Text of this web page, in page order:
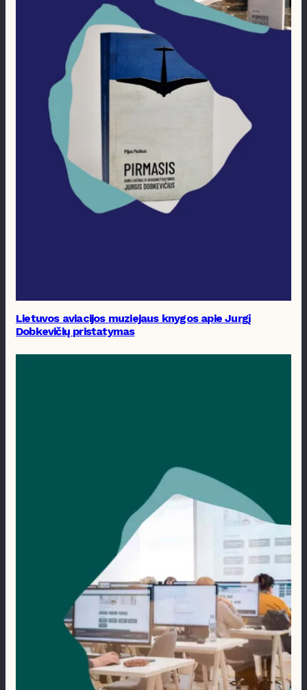
Lietuvos aviacijos muziejaus knygos apie Jurgį
Dobkevičių pristatymas